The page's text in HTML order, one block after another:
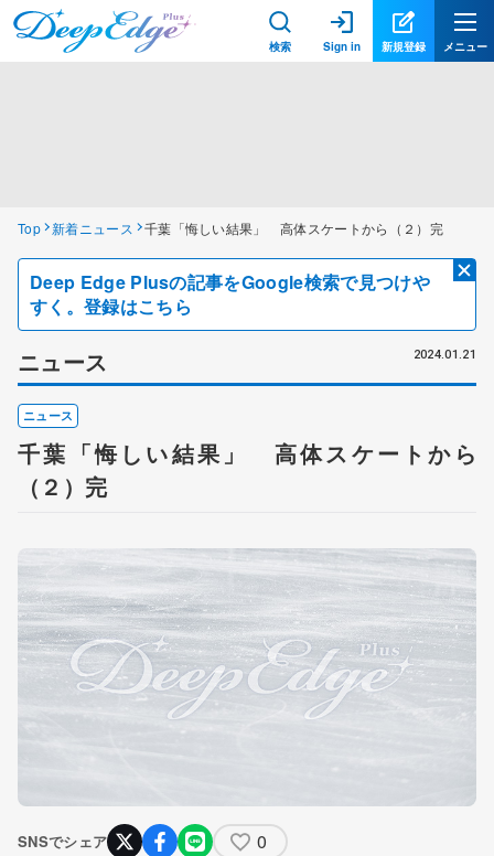
検索 Sign in 新規登録 メニュー
Top 新着ニュース 千葉「悔しい結果」 高体スケートから（２）完
Deep Edge Plusの記事をGoogle検索で見つけや
すく。登録はこちら
ニュース 2024.01.21
ニュース
千葉「悔しい結果」 高体スケートから
（２）完
SNSでシェア 0